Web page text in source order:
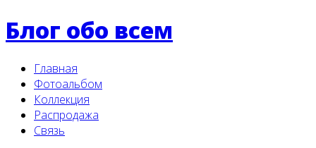
Блог обо всем
Главная
Фотоальбом
Коллекция
Распродажа
Связь